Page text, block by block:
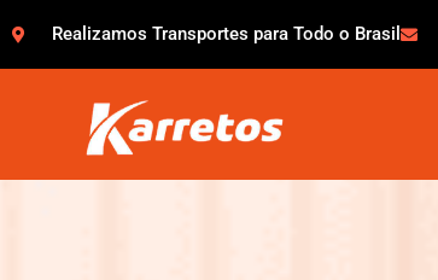
Realizamos Transportes para Todo o Brasil